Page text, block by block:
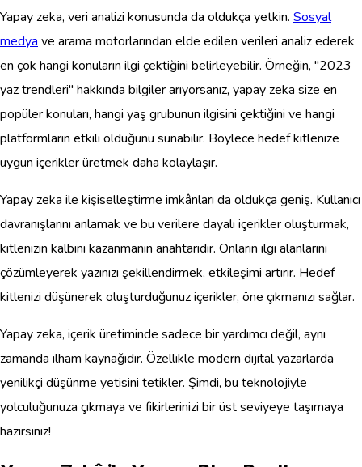
Yapay zeka, veri analizi konusunda da oldukça yetkin. Sosyal
medya ve arama motorlarından elde edilen verileri analiz ederek
en çok hangi konuların ilgi çektiğini belirleyebilir. Örneğin, "2023
yaz trendleri" hakkında bilgiler arıyorsanız, yapay zeka size en
popüler konuları, hangi yaş grubunun ilgisini çektiğini ve hangi
platformların etkili olduğunu sunabilir. Böylece hedef kitlenize
uygun içerikler üretmek daha kolaylaşır.
Yapay zeka ile kişiselleştirme imkânları da oldukça geniş. Kullanıcı
davranışlarını anlamak ve bu verilere dayalı içerikler oluşturmak,
kitlenizin kalbini kazanmanın anahtarıdır. Onların ilgi alanlarını
çözümleyerek yazınızı şekillendirmek, etkileşimi artırır. Hedef
kitlenizi düşünerek oluşturduğunuz içerikler, öne çıkmanızı sağlar.
Yapay zeka, içerik üretiminde sadece bir yardımcı değil, aynı
zamanda ilham kaynağıdır. Özellikle modern dijital yazarlarda
yenilikçi düşünme yetisini tetikler. Şimdi, bu teknolojiyle
yolculuğunuza çıkmaya ve fikirlerinizi bir üst seviyeye taşımaya
hazırsınız!